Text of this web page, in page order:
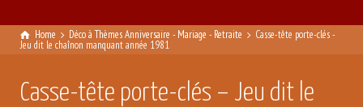
Home Déco à Thèmes Anniversaire - Mariage - Retraite Casse-tête porte-clés -
Jeu dit le chaînon manquant année 1981
Casse-tête porte-clés – Jeu dit le